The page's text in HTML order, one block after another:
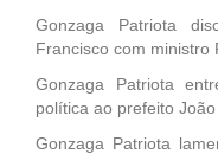
Gonzaga Patriota
Francisco com ministro
Gonzaga Patriota
política ao prefeito
Gonzaga Patriota